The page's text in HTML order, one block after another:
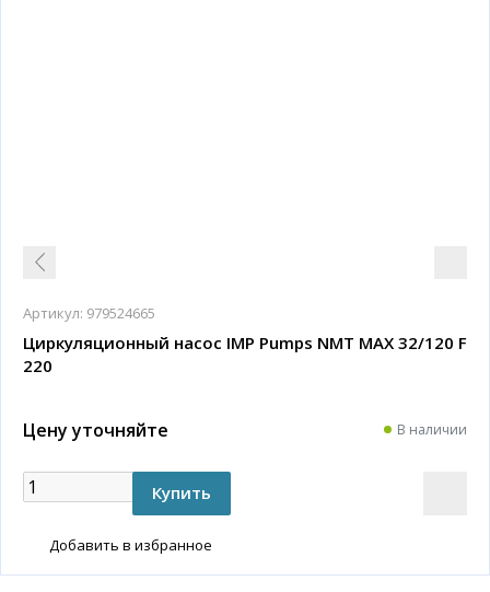
Артикул: 979524665
Циркуляционный насос IMP Pumps NMT MAX 32/120 F
220
Цену уточняйте В наличии
Добавить в избранное